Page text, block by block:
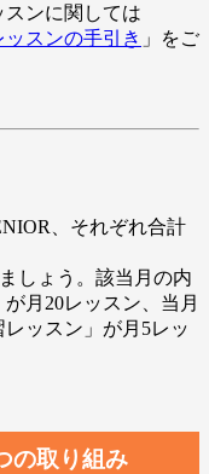
ンに関しては
ッスンの手引き 」をご
、それぞれ合計
しょう。該当月の内
月20レッスン、当月
ッスン」が月5レッ
の取り組み